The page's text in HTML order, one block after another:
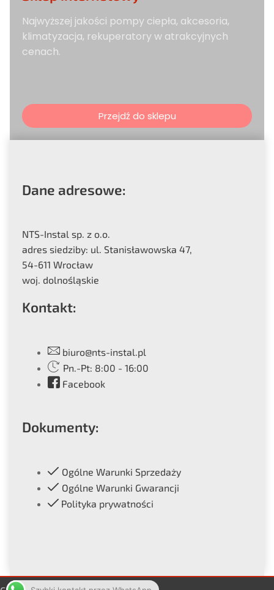
Najwyższej jakości pompy ciepła, akcesoria,
klimatyzacja, rekuperatory w atrakcyjnych
cenach.
Przejdź do sklepu
Dane adresowe:
NTS-Instal sp. z o.o.
adres siedziby: ul. Stanisławowska 47,
54-611 Wrocław
woj. dolnośląskie
Kontakt:
biuro@nts-instal.pl
Pn.-Pt: 8:00 - 16:00
Facebook
Dokumenty:
Ogólne Warunki Sprzedaży
Ogólne Warunki Gwarancji
Polityka prywatności